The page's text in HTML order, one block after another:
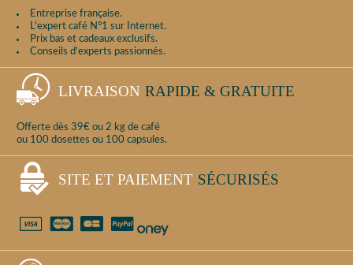
Entreprise française.
L'expert café N°1 sur Internet.
Prix bas et cadeaux exclusifs.
Conseils d'experts passionnés.
LIVRAISON RAPIDE & GRATUITE
Offerte dès 39€ ou 2 kg de café
ou 100 dosettes ou 100 capsules.
SITE ET PAIEMENT SÉCURISÉS